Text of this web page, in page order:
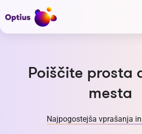
Poiščite prosta
mesta
Najpogostejša vprašanja